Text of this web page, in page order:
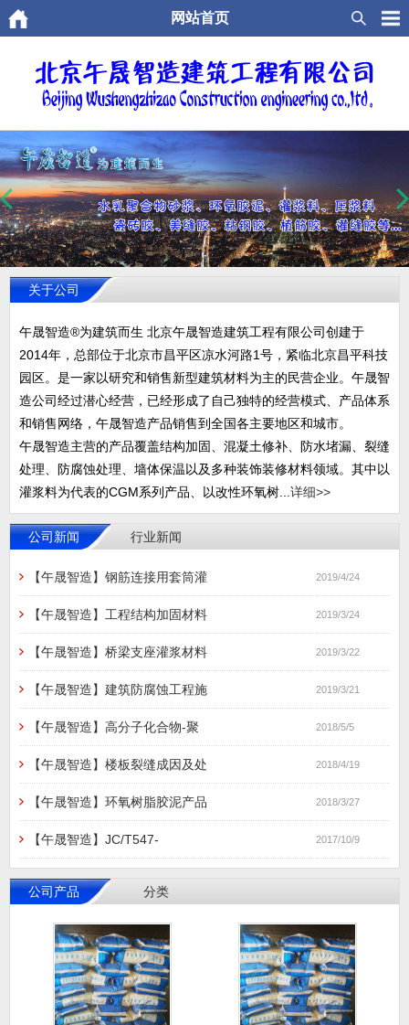
网站首页
关于公司
午晟智造®为建筑而生 北京午晟智造建筑工程有限公司创建于
2014年，总部位于北京市昌平区凉水河路1号，紧临北京昌平科技
园区。是一家以研究和销售新型建筑材料为主的民营企业。午晟智
造公司经过潜心经营，已经形成了自己独特的经营模式、产品体系
和销售网络，午晟智造产品销售到全国各主要地区和城市。
午晟智造主营的产品覆盖结构加固、混凝土修补、防水堵漏、裂缝
处理、防腐蚀处理、墙体保温以及多种装饰装修材料领域。其中以
灌浆料为代表的CGM系列产品、以改性环氧树...详细>>
公司新闻 行业新闻
【午晟智造】钢筋连接用套筒灌 2019/4/24
【午晟智造】工程结构加固材料 2019/3/24
【午晟智造】桥梁支座灌浆材料 2019/3/22
【午晟智造】建筑防腐蚀工程施 2019/3/21
【午晟智造】高分子化合物-聚 2018/5/5
【午晟智造】楼板裂缝成因及处 2018/4/19
【午晟智造】环氧树脂胶泥产品 2018/3/27
【午晟智造】JC/T547- 2017/10/9
公司产品 分类